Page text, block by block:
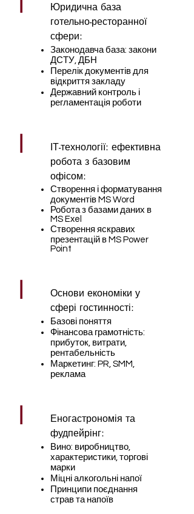
Юридична база
готельно-ресторанної
сфери:
Законодавча база: закони
ДСТУ, ДБН
Перелік документів для
відкриття закладу
Державний контроль і
регламентація роботи
ІТ-технології: ефективна
робота з базовим
офісом:
Створення і форматування
документів MS Word
Робота з базами даних в
MS Exel
Створення яскравих
презентацій в MS Power
Point
Основи економіки у
сфері гостинності:
Базові поняття
Фінансова грамотність:
прибуток, витрати,
рентабельність
Маркетинг: PR, SMM,
реклама
Еногастрономія та
фудпейрінг:
Вино: виробництво,
характеристики, торгові
марки
Міцні алкогольні напої
Принципи поєднання
страв та напоїв